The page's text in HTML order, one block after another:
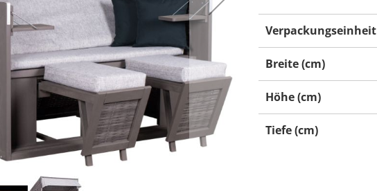
Informationen
Verpackungseinheit
Breite (cm)
Höhe (cm)
Tiefe (cm)